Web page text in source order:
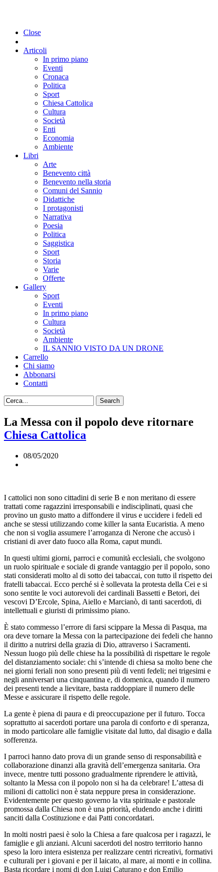
Close
Articoli
In primo piano
Eventi
Cronaca
Politica
Sport
Chiesa Cattolica
Cultura
Società
Enti
Economia
Ambiente
Libri
Arte
Benevento città
Benevento nella storia
Comuni del Sannio
Didattiche
I protagonisti
Narrativa
Poesia
Politica
Saggistica
Sport
Storia
Varie
Offerte
Gallery
Sport
Eventi
In primo piano
Cultura
Società
Ambiente
IL SANNIO VISTO DA UN DRONE
Carrello
Chi siamo
Abbonarsi
Contatti
La Messa con il popolo deve ritornare
Chiesa Cattolica
08/05/2020
I cattolici non sono cittadini di serie B e non meritano di essere
trattati come ragazzini irresponsabili e indisciplinati, quasi che
provino un gusto matto a diffondere il virus e uccidere i fedeli ed
anche se stessi utilizzando come killer la santa Eucaristia. A meno
che non si voglia assumere l’arroganza di Nerone che accusò i
cristiani di aver dato fuoco alla Roma, caput mundi.
In questi ultimi giorni, parroci e comunità ecclesiali, che svolgono
un ruolo spirituale e sociale di grande vantaggio per il popolo, sono
stati considerati molto al di sotto dei tabaccai, con tutto il rispetto dei
fratelli tabaccai. Ecco perché si è sollevata la protesta della Cei e si
sono sentite le voci autorevoli dei cardinali Bassetti e Betori, dei
vescovi D’Ercole, Spina, Aiello e Marcianò, di tanti sacerdoti, di
intellettuali e giuristi di primissimo piano.
È stato commesso l’errore di farsi scippare la Messa di Pasqua, ma
ora deve tornare la Messa con la partecipazione dei fedeli che hanno
il diritto a nutrirsi della grazia di Dio, attraverso i Sacramenti.
Nessun luogo più delle chiese ha la possibilità di rispettare le regole
del distanziamento sociale: chi s’intende di chiesa sa molto bene che
nei giorni feriali non sono presenti più di venti fedeli; nei trigesimi e
negli anniversari una cinquantina e, di domenica, quando il numero
dei presenti tende a lievitare, basta raddoppiare il numero delle
Messe e assicurare il rispetto delle regole.
La gente è piena di paura e di preoccupazione per il futuro. Tocca
soprattutto ai sacerdoti portare una parola di conforto e di speranza,
in modo particolare alle famiglie visitate dal lutto, dal disagio e dalla
sofferenza.
I parroci hanno dato prova di un grande senso di responsabilità e
collaborazione dinanzi alla gravità dell’emergenza sanitaria. Ora
invece, mentre tutti possono gradualmente riprendere le attività,
soltanto la Messa con il popolo non si ha da celebrare! L’attesa di
milioni di cattolici non è stata neppure presa in considerazione.
Evidentemente per questo governo la vita spirituale e pastorale
promossa dalla Chiesa non è una priorità, eludendo anche i diritti
sanciti dalla Costituzione e dai Patti concordatari.
In molti nostri paesi è solo la Chiesa a fare qualcosa per i ragazzi, le
famiglie e gli anziani. Alcuni sacerdoti del nostro territorio hanno
speso la loro intera esistenza per realizzare centri ricreativi, formativi
e culturali per i giovani e per il laicato, al mare, ai monti e in collina.
Basta ricordare i nomi di don Luigi Caturano e don Emilio